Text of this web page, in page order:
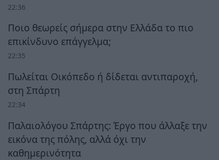
22:36
Ποιο θεωρείς σήμερα στην Ελλάδα το πιο
επικίνδυνο επάγγελμα;
22:35
Πωλείται Οικόπεδο ή δίδεται αντιπαροχή,
στη Σπάρτη
22:34
Παλαιολόγου Σπάρτης: Έργο που άλλαξε την
εικόνα της πόλης, αλλά όχι την
καθημερινότητα